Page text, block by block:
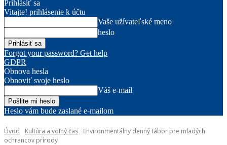
Prihlásiť sa
Vitajte! prihlásenie k účtu
Vaše užívateľské meno
heslo
Forgot your password? Get help
GDPR
Obnova hesla
Obnoviť svoje heslo
Váš e-mail
Heslo vám bude zaslané e-mailom
Úvod Kultúra a voľný čas
Environmentálny denný tábor pre mladých
ochrancov prírody